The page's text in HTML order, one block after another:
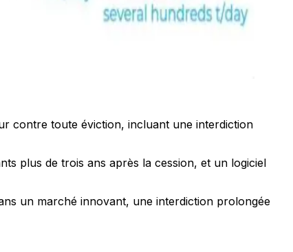
contre toute éviction, incluant une interdiction
plus de trois ans après la cession, et un logiciel
un marché innovant, une interdiction prolongée